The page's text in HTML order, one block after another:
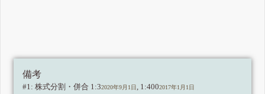
備考
#1: 株式分割・併合 1:32020年9月1日, 1:4002017年1月1日